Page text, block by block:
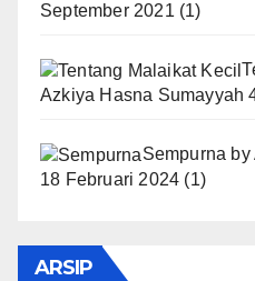
September 2021 (1)
Azkiya Hasna Sumayyah
Sempurna by
18 Februari 2024 (1)
ARSIP